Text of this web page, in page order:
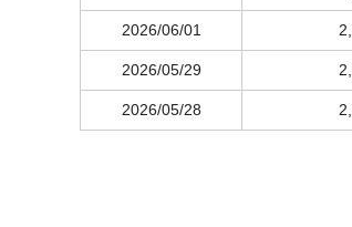
2026/06/01
2026/05/29
2026/05/28